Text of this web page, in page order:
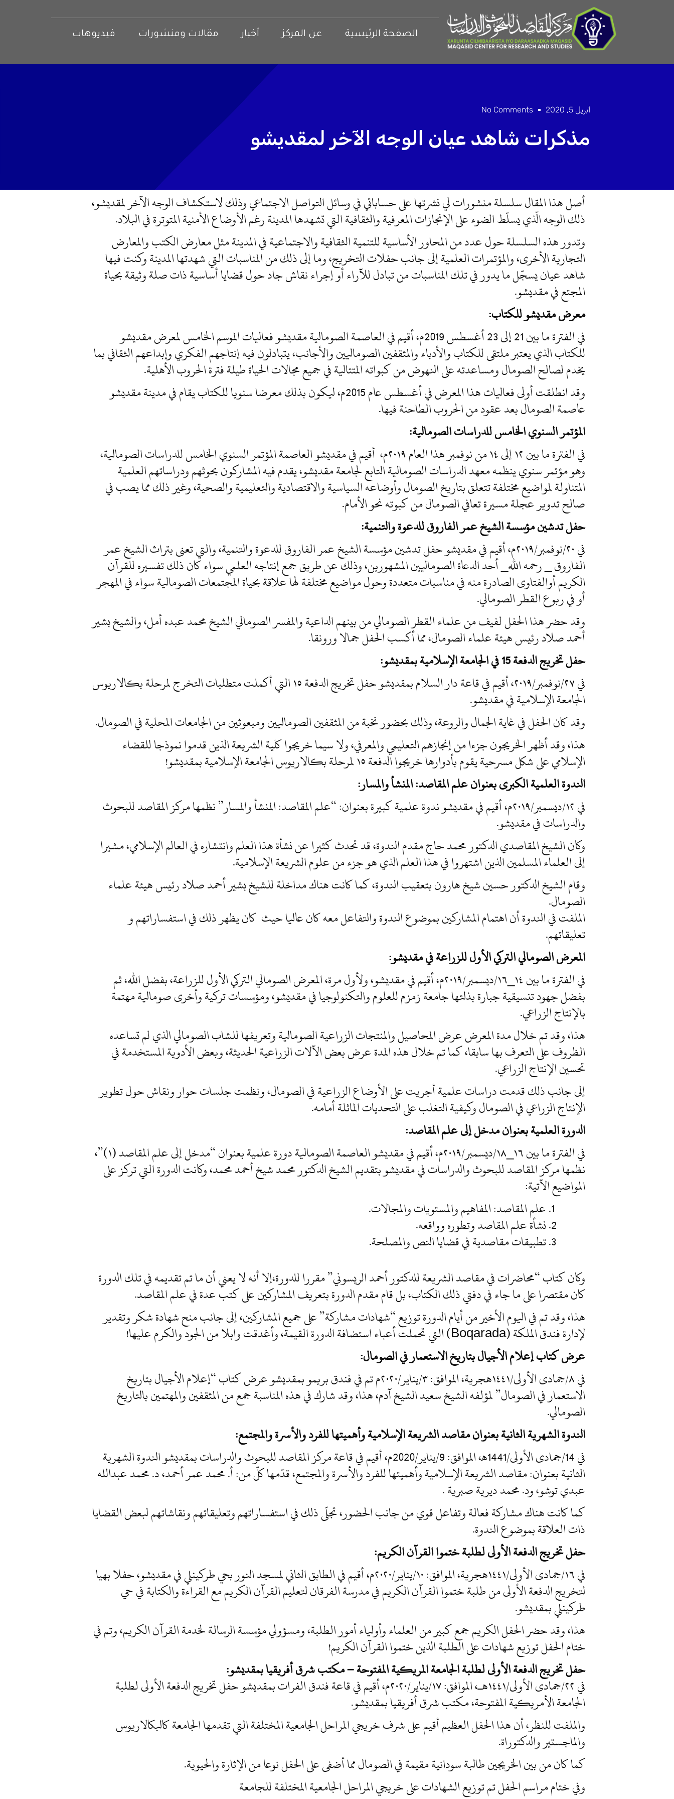
الصفحة الرئيسية عن المركز أخبار مقالات ومنشورات فيديوهات
أبريل 5, 2020 No Comments
مذكرات شاهد عيان الوجه الآخر لمقديشو
أصل هذا المقال سلسلة منشورات لي نشرتها على حساباتي في وسائل التواصل الاجتماعي وذلك لاستكشاف الوجه الآخر لمقديشو،
ذلك الوجه الّذي يسلّط الضوء على الإنجازات المعرفية والثقافية التي تشهدها المدينة رغم الأوضاع الأمنية المتوترة في البلاد.
وتدور هذه السلسلة حول عدد من المحاور الأساسية للتنمية الثقافية والاجتماعية في المدينة مثل معارض الكتب والمعارض
التجارية الأخرى، والمؤتمرات العلمية إلى جانب حفلات التخريج، وما إلى ذلك من المناسبات التي شهدتها المدينة وكنت فيها
شاهد عيان يسجّل ما يدور في تلك المناسبات من تبادل للآراء أو إجراء نقاش جاد حول قضايا أساسية ذات صلة وثيقة بحياة
المجتع في مقديشو.
معرض مقديشو للكتاب:
في الفترة ما بين 21 إلى 23 أغسطس 2019م، أقيم في العاصمة الصومالية مقديشو فعاليات الموسم الخامس لمعرض مقديشو
للكتاب الذي يعتبر ملتقى للكتاب والأدباء والمثقفين الصوماليين والأجانب، يتبادلون فيه إنتاجهم الفكري وإبداعهم الثقافي بما
يخدم لصالح الصومال ومساعدته على النهوض من كبواته المتتالية في جميع مجالات الحياة طيلة فترة الحروب الأهلية.
وقد انطلقت أولى فعاليات هذا المعرض في أغسطس عام 2015م، ليكون بذلك معرضا سنويا للكتاب يقام في مدينة مقديشو
عاصمة الصومال بعد عقود من الحروب الطاحنة فيها.
المؤتمر السنوي الخامس للدراسات الصومالية:
في الفترة ما بين ١٢ إلى ١٤ من نوفمبر هذا العام ٢٠١٩م، أقيم في مقديشو العاصمة المؤتمر السنوي الخامس للدراسات الصومالية،
وهو مؤتمر سنوي ينظمه معهد الدراسات الصومالية التابع لجامعة مقديشو، يقدم فيه المشاركون بحوثهم ودراساتهم العلمية
المتناولة لمواضيع مختلفة تتعلق بتاريخ الصومال وأوضاعه السياسية والاقتصادية والتعليمية والصحية، وغير ذلك مما يصب في
صالح تدوير عجلة مسيرة تعافي الصومال من كبوته نحو الأمام.
حفل تدشين مؤسسة الشيخ عمر الفاروق للدعوة والتنمية:
في ٢٠/نوفمبر/٢٠١٩م، أقيم في مقديشو حفل تدشين مؤسسة الشيخ عمر الفاروق للدعوة والتنمية، والتي تعنى بتراث الشيخ عمر
الفاروق _ رحمه الله_ أحد الدعاة الصوماليين المشهورين، وذلك عن طريق جمع إنتاجه العلمي سواء كان ذلك تفسيره للقرآن
الكريم أوالفتاوى الصادرة منه في مناسبات متعددة وحول مواضيع مختلفة لها علاقة بحياة المجتمعات الصومالية سواء في المهجر
أو في ربوع القطر الصومالي.
وقد حضر هذا الحفل لفيف من علماء القطر الصومالي من بينهم الداعية والمفسر الصومالي الشيخ محمد عبده أمل، والشيخ بشير
أحمد صلاد رئيس هيئة علماء الصومال، مما أكسب الحفل جمالا ورونقا.
حفل تخريج الدفعة 15 في الجامعة الإسلامية بمقديشو:
في ٢٧/نوفمبر/٢٠١٩، أقيم في قاعة دار السلام بمقديشو حفل تخريج الدفعة ١٥ التي أكملت متطلبات التخرج لمرحلة بكالاريوس
الجامعة الإسلامية في مقديشو.
وقد كان الحفل في غاية الجمال والروعة، وذلك بحضور نخبة من المثقفين الصوماليين ومبعوثين من الجامعات المحلية في الصومال.
هذا، وقد أظهر الخريجون جزءا من إنجازهم التعليمي والمعرفي، ولا سيما خريجوا كلية الشريعة الذين قدموا نموذجا للقضاء
الإسلامي على شكل مسرحية يقوم بأدوارها خريجوا الدفعة ١٥ لمرحلة بكالاريوس الجامعة الإسلامية بمقديشو!
الندوة العلمية الكبرى بعنوان علم المقاصد: المنشأ والمسار:
في ١٢/ديسمبر/٢٠١٩م، أقيم في مقديشو ندوة علمية كبيرة بعنوان: “علم المقاصد: المنشأ والمسار” نظمها مركز المقاصد للبحوث
والدراسات في مقديشو.
وكان الشيخ المقاصدي الدكتور محمد حاج مقدم الندوة، قد تحدث كثيرا عن نشأة هذا العلم وانتشاره في العالم الإسلامي، مشيرا
إلى العلماء المسلمين الذين اشتهروا في هذا العلم الذي هو جزء من علوم الشريعة الإسلامية.
وقام الشيخ الدكتور حسين شيخ هارون بتعقيب الندوة، كما كانت هناك مداخلة للشيخ بشير أحمد صلاد رئيس هيئة علماء
الصومال.
الملفت في الندوة أن اهتمام المشاركين بموضوع الندوة والتفاعل معه كان عاليا حيث كان يظهر ذلك في استفساراتهم و
تعليقاتهم.
المعرض الصومالي التركي الأول للزراعة في مقديشو:
في الفترة ما بين ١٤_١٦/ديسمبر/٢٠١٩م، أقيم في مقديشو، ولأول مرة، المعرض الصومالي التركي الأول للزراعة، بفضل الله، ثم
بفضل جهود تنسيقية جبارة بذلتها جامعة زمزم للعلوم والتكنولوجيا في مقديشو، ومؤسسات تركية وأخرى صومالية مهتمة
بالإنتاج الزراعي.
هذا، وقد تم خلال مدة المعرض عرض المحاصيل والمنتجات الزراعية الصومالية وتعريفها للشاب الصومالي الذي لم تساعده
الظروف على التعرف بها سابقا، كما تم خلال هذه المدة عرض بعض الآلات الزراعية الحديثة، وبعض الأدوية المستخدمة في
تحسين الإنتاج الزراعي.
إلى جانب ذلك قدمت دراسات علمية أجريت على الأوضاع الزراعية في الصومال، ونظمت جلسات حوار ونقاش حول تطوير
الإنتاج الزراعي في الصومال وكيفية التغلب على التحديات الماثلة أمامه.
الدورة العلمية بعنوان مدخل إلى علم المقاصد:
في الفترة ما بين ١٦_١٨/ديسمبر/٢٠١٩م، أقيم في مقديشو العاصمة الصومالية دورة علمية بعنوان “مدخل إلى علم المقاصد (١)”،
نظمها مركز المقاصد للبحوث والدراسات في مقديشو بتقديم الشيخ الدكتور محمد شيخ أحمد محمد، وكانت الدورة التي تركز على
المواضيع الآتية:
علم المقاصد: المفاهيم والمستويات والمجالات.
نشأة علم المقاصد وتطوره وواقعه.
تطبيقات مقاصدية في قضايا النص والمصلحة.
وكان كتاب “محاضرات في مقاصد الشريعة للدكتور أحمد الريسوني” مقررا للدورة،إلا أنه لا يعني أن ما تم تقديمه في تلك الدورة
كان مقتصرا على ما جاء في دفتي ذلك الكتاب، بل قام مقدم الدورة بتعريف المشاركين على كتب عدة في علم المقاصد.
هذا، وقد تم في اليوم الأخير من أيام الدورة توزيع “شهادات مشاركة” على جميع المشاركين، إلى جانب منح شهادة شكر وتقدير
لإدارة فندق الملكة (Boqarada) التي تحملت أعباء استضافة الدورة القيمة، وأغدقت وابلا من الجود والكرم عليها!
عرض كتاب إعلام الأجيال بتاريخ الاستعمار في الصومال:
في ٨/جمادى الأولى/١٤٤١هجرية، الموافق: ٣/يناير/٢٠٢٠م تم في فندق بريمو بمقديشو عرض كتاب “إعلام الأجيال بتاريخ
الاستعمار في الصومال” لمؤلفه الشيخ سعيد الشيخ آدم، هذا، وقد شارك في هذه المناسبة جمع من المثقفين والمهتمين بالتاريخ
الصومالي.
الندوة الشهرية الثانية بعنوان مقاصد الشريعة الإسلامية وأهميتها للفرد والأسرة والمجتمع:
في 14/جمادى الأولى/1441هـ، الموافق: 9/يناير/2020م، أقيم في قاعة مركز المقاصد للبحوث والدراسات بمقديشو الندوة الشهرية
الثانية بعنوان: مقاصد الشريعة الإسلامية وأهميتها للفرد والأسرة والمجتمع، قدّمها كلّ من: أ. محمد عمر أحمد، د. محمد عبدالله
عبدي توشو، ود. محمد ديرية صبرية .
كما كانت هناك مشاركة فعالة وتفاعل قوي من جانب الحضور، تجلّى ذلك في استفساراتهم وتعليقاتهم ونقاشاتهم لبعض القضايا
ذات العلاقة بموضوع الندوة.
حفل تخريج الدفعة الأولى لطلبة ختموا القرآن الكريم:
في ١٦/جمادى الأولى/١٤٤١هجرية، الموافق: ١٠/يناير/٢٠٢٠م، أقيم في الطابق الثاني لمسجد النور بحي طركينلي في مقديشو، حفلا بهيا
لتخريج الدفعة الأولى من طلبة ختموا القرآن الكريم في مدرسة الفرقان لتعليم القرآن الكريم مع القراءة والكتابة في حي
طركينلي بمقديشو.
هذا، وقد حضر الحفل الكريم جمع كبير من العلماء وأولياء أمور الطلبة، ومسؤولي مؤسسة الرسالة لخدمة القرآن الكريم، وتم في
ختام الحفل توزيع شهادات على الطلبة الذين ختموا القرآن الكريم!
حفل تخريج الدفعة الأولى لطلبة الجامعة المريكية المفتوحة – مكتب شرق أفريقيا بمقديشو:
في ٢٢/جمادى الأولى/١٤٤١هــ، الموافق: ١٧/يناير/٢٠٢٠م، أقيم في قاعة فندق الفرات بمقديشو حفل تخريج الدفعة الأولى لطلبة
الجامعة الأمريكية المفتوحة، مكتب شرق أفريقيا بمقديشو.
والملفت للنظر، أن هذا الحفل العظيم أقيم على شرف خريجي المراحل الجامعية المختلفة التي تقدمها الجامعة كالبكالاريوس
والماجستير والدكتوراة.
كما كان من بين الخريجين طالبة سودانية مقيمة في الصومال مما أضفى على الحفل نوعا من الإثارة والحيوية.
وفي ختام مراسم الحفل تم توزيع الشهادات على خريجي المراحل الجامعية المختلفة للجامعة